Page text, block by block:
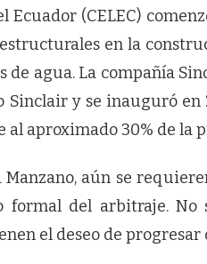
Ecuador (CELEC)
en la
agua. La compañía
Sinclair y se inauguró en
al aproximado 30% de la
aún se
del arbitraje. No
el deseo de